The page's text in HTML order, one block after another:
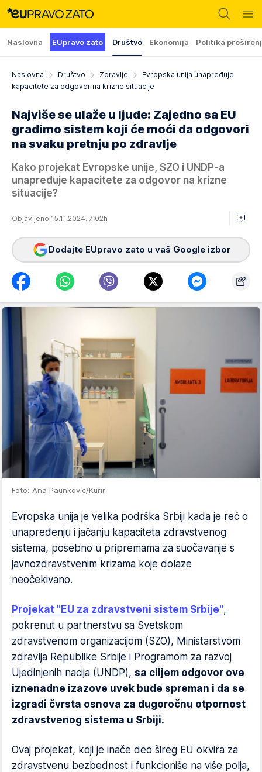
Naslovna EUpravo zato Društvo Ekonomija Politika
Naslovna Društvo Zdravlje
Evropska unija unapređuje
kapacitete za odgovor na krizne situacije
Najviše se ulaže u ljude: Zajedno sa EU
gradimo sistem koji će moći da odgovori
na svaku pretnju po zdravlje
Kako projekat Evropske unije, SZO i UNDP-a
unapređuje kapacitete za odgovor na krizne
situacije?
Objavljeno 15.11.2024. 7:02h
Dodajte EUpravo zato u vaš Google izbor
Foto: Ana Paunkovic/Kurir
Evropska unija je velika podrška Srbiji kada je reč o
unapređenju i jačanju kapaciteta zdravstvenog
sistema, posebno u pripremama za suočavanje s
javnozdravstvenim krizama koje dolaze
neočekivano.
Projekat "EU za zdravstveni sistem Srbije",
pokrenut u partnerstvu sa Svetskom
zdravstvenom organizacijom (SZO), Ministarstvom
zdravlja Republike Srbije i Programom za razvoj
Ujedinjenih nacija (UNDP), sa ciljem odgovor ove
iznenadne izazove uvek bude spreman i da se
izgradi čvrsta osnova za dugoročnu otpornost
zdravstvenog sistema u Srbiji.
Ovaj projekat, koji je inače deo šireg EU okvira za
zdravstvenu bezbednost i funkcioniše na više polja,